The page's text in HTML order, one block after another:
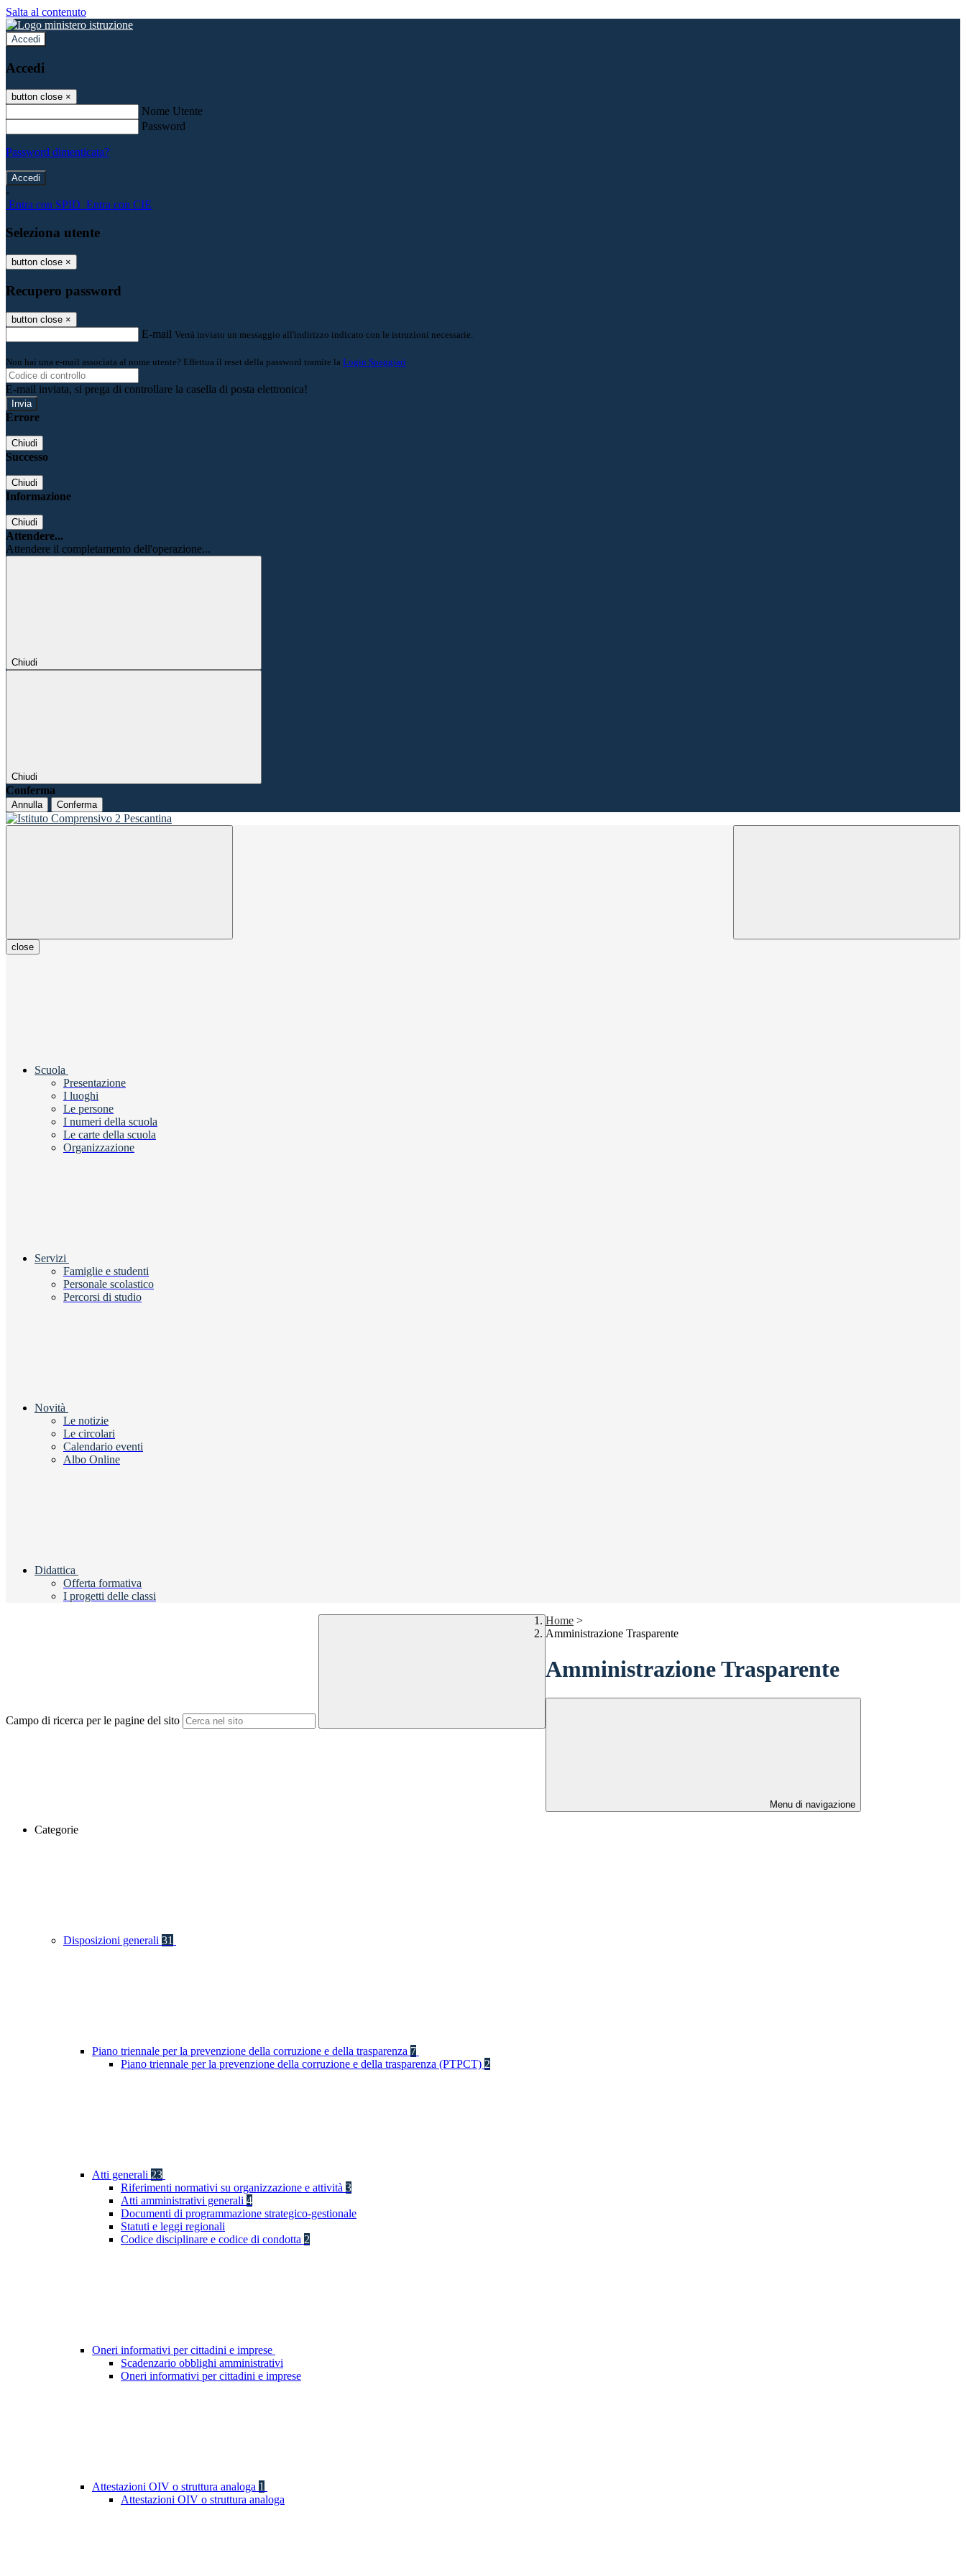
Salta al contenuto
Accedi
Accedi
button close ×
Nome Utente
Password
Password dimenticata?
-
Entra con SPID Entra con CIE
Seleziona utente
button close ×
Recupero password
button close ×
E-mail Verrà inviato un messaggio all'indirizzo indicato con le istruzioni necessarie.
Non hai una e-mail associata al nome utente? Effettua il reset della password tramite la Login Spaggiari
E-mail inviata, si prega di controllare la casella di posta elettronica!
Errore
Chiudi
Successo
Chiudi
Informazione
Chiudi
Attendere...
Attendere il completamento dell'operazione...
Chiudi
Chiudi
Conferma
Annulla Conferma
close
Scuola
Presentazione
I luoghi
Le persone
I numeri della scuola
Le carte della scuola
Organizzazione
Servizi
Famiglie e studenti
Personale scolastico
Percorsi di studio
Novità
Le notizie
Le circolari
Calendario eventi
Albo Online
Didattica
Offerta formativa
I progetti delle classi
Campo di ricerca per le pagine del sito
Home >
Amministrazione Trasparente
Amministrazione Trasparente
Menu di navigazione
Categorie
Disposizioni generali 31
Piano triennale per la prevenzione della corruzione e della trasparenza 7
Piano triennale per la prevenzione della corruzione e della trasparenza (PTPCT) 2
Atti generali 23
Riferimenti normativi su organizzazione e attività 3
Atti amministrativi generali 4
Documenti di programmazione strategico-gestionale
Statuti e leggi regionali
Codice disciplinare e codice di condotta 2
Oneri informativi per cittadini e imprese
Scadenzario obblighi amministrativi
Oneri informativi per cittadini e imprese
Attestazioni OIV o struttura analoga 1
Attestazioni OIV o struttura analoga